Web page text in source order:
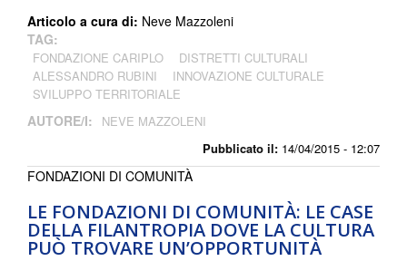
Pubblicato il: 14/04/2015 - 12:07
Articolo a cura di: Neve Mazzoleni
TAG:
FONDAZIONE CARIPLO
DISTRETTI CULTURALI
ALESSANDRO RUBINI
INNOVAZIONE CULTURALE
SVILUPPO TERRITORIALE
AUTORE/I: NEVE MAZZOLENI
LE FONDAZIONI DI COMUNITÀ: LE CASE
DELLA FILANTROPIA DOVE LA CULTURA
PUÒ TROVARE UN’OPPORTUNITÀ
FONDAZIONI DI COMUNITÀ